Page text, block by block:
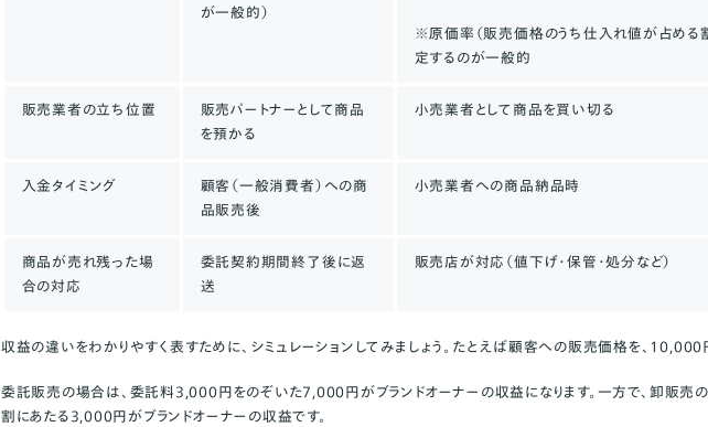
が一般的）
※原価率（販売価格のうち仕入れ値が占める
定するのが一般的
販売業者の立ち位置
販売パートナーとして商品
を預かる
小売業者として商品を買い切る
入金タイミング
顧客（一般消費者）への商
品販売後
小売業者への商品納品時
商品が売れ残った場
合の対応
委託契約期間終了後に返
送
販売店が対応（値下げ・保管・処分など）
収益の違いをわかりやすく表すために、シミュレーションしてみましょう。たとえば顧客への販売価格を、10,000
委託販売の場合は、委託料3,000円をのぞいた7,000円がブランドオーナーの収益になります。一方で、卸販売
割にあたる3,000円がブランドオーナーの収益です。